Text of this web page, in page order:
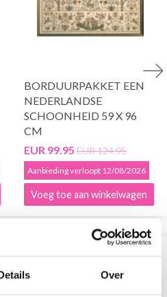
Over
BORDUURPAKKET EEN
NEDERLANDSE
SCHOONHEID 59 X 96
CM
EUR 99.95 EUR 124.95
Aanbieding verloopt 12/08/2026
Voeg toe aan winkelwagen